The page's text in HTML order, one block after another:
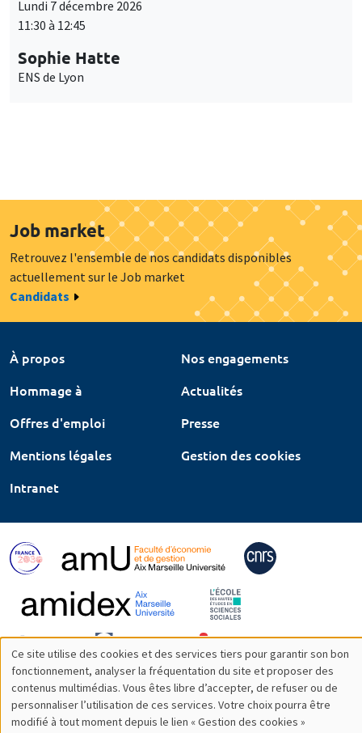
Lundi 7 décembre 2026
11:30 à 12:45
Sophie Hatte
ENS de Lyon
Job market
Retrouvez l'ensemble de nos candidats disponibles
actuellement sur le Job market
Candidats
À propos
Nos engagements
Hommage à
Actualités
Offres d'emploi
Presse
Mentions légales
Gestion des cookies
Intranet
Utilisation
des
Ce site utilise des cookies et des services tiers pour garantir son bon
fonctionnement, analyser la fréquentation du site et proposer des
contenus multimédias. Vous êtes libre d’accepter, de refuser ou de
personnaliser l’utilisation de ces services. Votre choix pourra être
modifié à tout moment depuis le lien « Gestion des cookies »